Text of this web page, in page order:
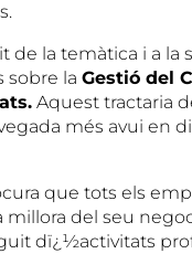
la temàtica i a la
sobre la Gestió del
Aquest tractaria
més avui en
que tots els
del seu
dï¿½activitats